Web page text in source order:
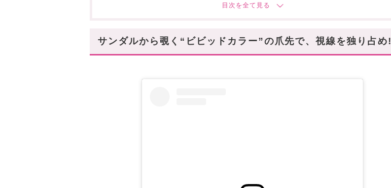
まとめ
あなたにオススメの記事はこちら!
サンダルから覗く“ビビッドカラー”の爪先で、視線を独り占め!